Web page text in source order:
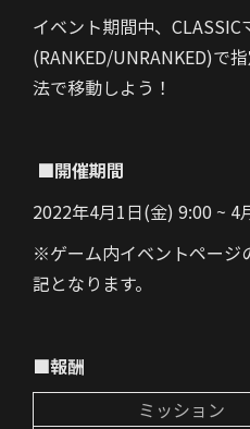
イベント期間中、CLASSIC
(RANKED/UNRANKED)で
法で移動しよう！
■開催期間
2022年4月1日(金) 9:00 ~ 4
※ゲーム内イベントページ
記となります。
■報酬
ミッション